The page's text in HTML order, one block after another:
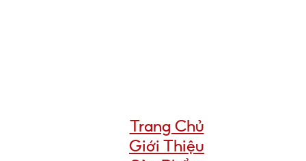
Trang Chủ
Giới Thiệu